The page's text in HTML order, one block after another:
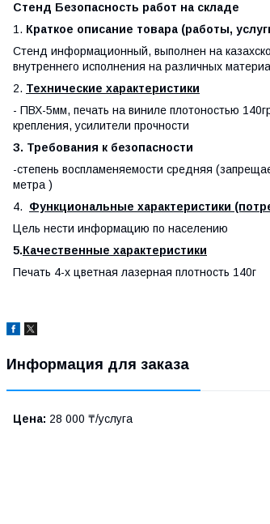
Стенд Безопасность работ на складе
1. Краткое описание товара (работы,
Стенд информационный, выполнен на
внутреннего исполнения на различных
2. Технические характеристики
- ПВХ-5мм, печать на виниле плотоностью
крепления, усилители прочности
З. Требования к безопасности
-степень воспламеняемости средняя
метра )
4. Функциональные характеристики
Цель нести информацию по населению
5.Качественные характеристики
Печать 4-х цветная лазерная плотность 140г
Информация для заказа
Цена: 28 000 ₸/услуга